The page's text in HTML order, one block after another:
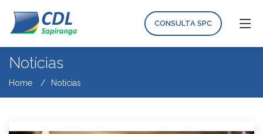
CONSULTA SPC
Notícias
Home Notícias